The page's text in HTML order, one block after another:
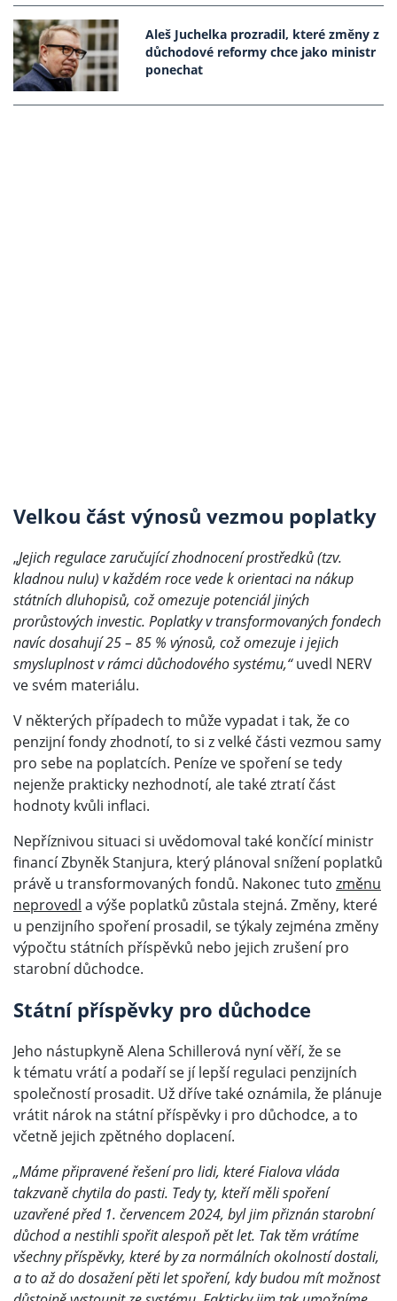
Aleš Juchelka prozradil, které změny z
důchodové reformy chce jako ministr
ponechat
Velkou část výnosů vezmou poplatky
„Jejich regulace zaručující zhodnocení prostředků (tzv.
kladnou nulu) v každém roce vede k orientaci na nákup
státních dluhopisů, což omezuje potenciál jiných
prorůstových investic. Poplatky v transformovaných fondech
navíc dosahují 25 – 85 % výnosů, což omezuje i jejich
smysluplnost v rámci důchodového systému,“uvedl NERV
ve svém materiálu.
V některých případech to může vypadat i tak, že co
penzijní fondy zhodnotí, to si z velké části vezmou samy
pro sebe na poplatcích. Peníze ve spoření se tedy
nejenže prakticky nezhodnotí, ale také ztratí část
hodnoty kvůli inflaci.
Nepříznivou situaci si uvědomoval také končící ministr
financí Zbyněk Stanjura, který plánoval snížení poplatků
právě u transformovaných fondů. Nakonec tuto změnu
neprovedl a výše poplatků zůstala stejná. Změny, které
u penzijního spoření prosadil, se týkaly zejména změny
výpočtu státních příspěvků nebo jejich zrušení pro
starobní důchodce.
Státní příspěvky pro důchodce
Jeho nástupkyně Alena Schillerová nyní věří, že se
k tématu vrátí a podaří se jí lepší regulaci penzijních
společností prosadit. Už dříve také oznámila, že plánuje
vrátit nárok na státní příspěvky i pro důchodce, a to
včetně jejich zpětného doplacení.
„Máme připravené řešení pro lidi, které Fialova vláda
takzvaně chytila do pasti. Tedy ty, kteří měli spoření
uzavřené před 1. červencem 2024, byl jim přiznán starobní
důchod a nestihli spořit alespoň pět let. Tak těm vrátíme
všechny příspěvky, které by za normálních okolností dostali,
a to až do dosažení pěti let spoření, kdy budou mít možnost